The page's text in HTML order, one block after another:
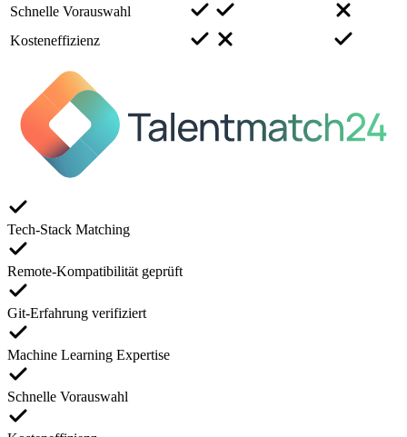
Schnelle Vorauswahl
Kosteneffizienz
Tech-Stack Matching
Remote-Kompatibilität geprüft
Git-Erfahrung verifiziert
Machine Learning Expertise
Schnelle Vorauswahl